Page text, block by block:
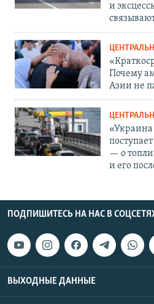
и
Почему
Азии не
— о
и его
ПОДПИШИТЕСЬ НА НАС В
ВЫХОДНЫЕ ДАННЫЕ